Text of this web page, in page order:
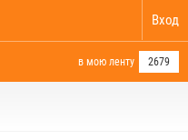
Вход
в мою ленту 2679